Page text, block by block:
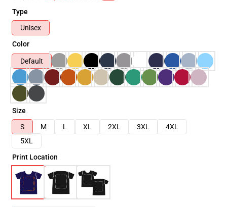
Type
Unisex
Color
Default
Size
S
M L XL 2XL 3XL
4XL
5XL
Print Location